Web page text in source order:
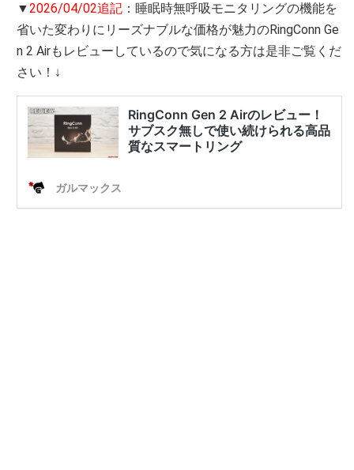
▼2026/04/02追記 ：睡眠時無呼吸モニタリングの機能を
省いた変わりにリーズナブルな価格が魅力のRingConn Ge
n 2 Airもレビューしているので気になる方は是非ご覧くだ
さい！↓